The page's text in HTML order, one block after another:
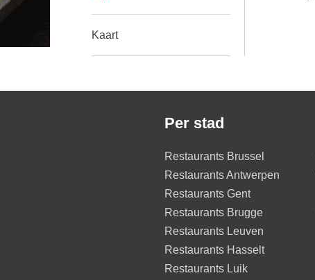
Kaart
Per stad
Restaurants Brussel
Restaurants Antwerpen
Restaurants Gent
Restaurants Brugge
Restaurants Leuven
Restaurants Hasselt
Restaurants Luik